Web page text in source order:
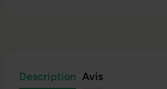
Description Avis